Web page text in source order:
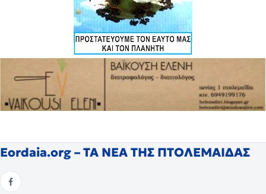
Eordaia.org – ΤΑ ΝΕΑ ΤΗΣ ΠΤΟΛΕΜΑΙΔΑΣ